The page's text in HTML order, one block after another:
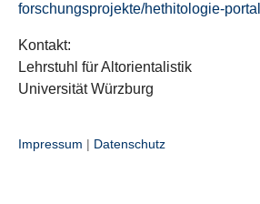
forschungsprojekte/hethitologie-
Kontakt:
Lehrstuhl für Altorientalistik
Universität Würzburg
Impressum | Datenschutz